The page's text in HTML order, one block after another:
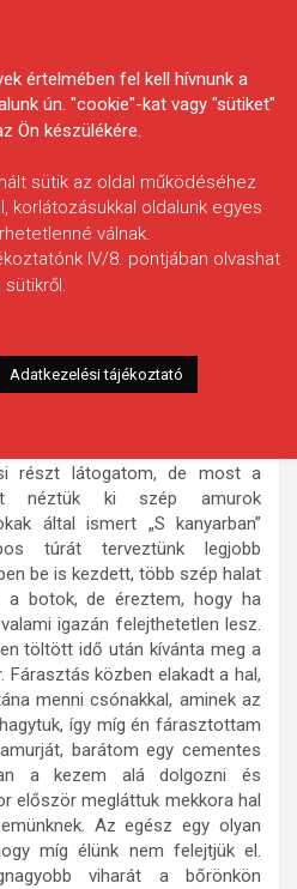
kg
részt látogatom, de most a
néztük ki szép amurok
által ismert „S kanyarban”
túrát terveztünk legjobb
be is kezdett, több szép halat
a botok, de éreztem, hogy ha
igazán felejthetetlen lesz.
töltött idő után kívánta meg a
Fárasztás közben elakadt a hal,
menni csónakkal, aminek az
így míg én fárasztottam
barátom egy cementes
a kezem alá dolgozni és
először megláttuk mekkora hal
Az egész egy olyan
míg élünk nem felejtjük el.
viharát a bőrönkön
értelmében fel kell hívnunk a
ún. "cookie"-kat vagy "sütiket"
Ön készülékére.
sütik az oldal működéséhez
korlátozásukkal oldalunk egyes
válnak.
IV/8. pontjában olvashat
sütikről.
Adatkezelési tájékoztató